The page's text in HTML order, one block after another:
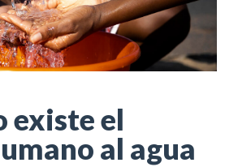
existe el
al agua